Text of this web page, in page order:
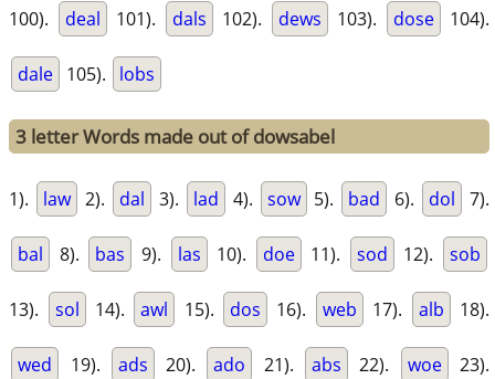
100). deal 101). dals 102). dews 103). dose 104).
dale 105). lobs
3 letter Words made out of dowsabel
1). law 2). dal 3). lad 4). sow 5). bad 6). dol 7).
bal 8). bas 9). las 10). doe 11). sod 12). sob
13). sol 14). awl 15). dos 16). web 17). alb 18).
wed 19). ads 20). ado 21). abs 22). woe 23).